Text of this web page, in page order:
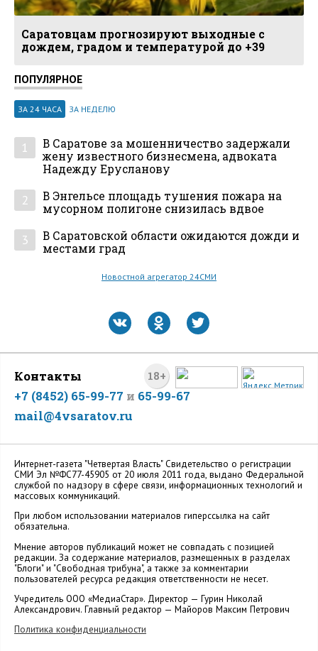
Саратовцам прогнозируют выходные с
дождем, градом и температурой до +39
ПОПУЛЯРНОЕ
ЗА 24 ЧАСА ЗА НЕДЕЛЮ
1
В Саратове за мошенничество задержали
жену известного бизнесмена, адвоката
Надежду Ерусланову
2
В Энгельсе площадь тушения пожара на
мусорном полигоне снизилась вдвое
3
В Саратовской области ожидаются дожди и
местами град
Новостной агрегатор 24СМИ
18+
Контакты
+7 (8452) 65-99-77 и 65-99-67
mail@4vsaratov.ru
Интернет-газета "Четвертая Власть" Cвидетельство о регистрации
СМИ Эл №ФС77-45905 от 20 июля 2011 года, выдано Федеральной
службой по надзору в сфере связи, информационных технологий и
массовых коммуникаций.
При любом использовании материалов гиперссылка на сайт
обязательна.
Мнение авторов публикаций может не совпадать с позицией
редакции. За содержание материалов, размещенных в разделах
"Блоги" и "Свободная трибуна", а также за комментарии
пользователей ресурса редакция ответственности не несет.
Учредитель ООО «МедиаСтар». Директор — Гурин Николай
Александрович. Главный редактор — Майоров Максим Петрович
Политика конфиденциальности